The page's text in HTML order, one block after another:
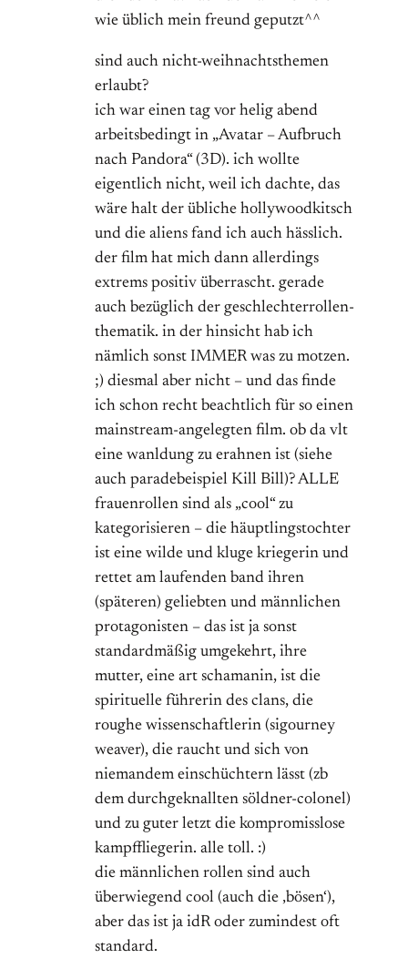
wie üblich mein freund geputzt^^
sind auch nicht-weihnachtsthemen
erlaubt?
ich war einen tag vor helig abend
arbeitsbedingt in „Avatar – Aufbruch
nach Pandora“ (3D). ich wollte
eigentlich nicht, weil ich dachte, das
wäre halt der übliche hollywoodkitsch
und die aliens fand ich auch hässlich.
der film hat mich dann allerdings
extrems positiv überrascht. gerade
auch bezüglich der geschlechterrollen-
thematik. in der hinsicht hab ich
nämlich sonst IMMER was zu motzen.
;) diesmal aber nicht – und das finde
ich schon recht beachtlich für so einen
mainstream-angelegten film. ob da vlt
eine wanldung zu erahnen ist (siehe
auch paradebeispiel Kill Bill)? ALLE
frauenrollen sind als „cool“ zu
kategorisieren – die häuptlingstochter
ist eine wilde und kluge kriegerin und
rettet am laufenden band ihren
(späteren) geliebten und männlichen
protagonisten – das ist ja sonst
standardmäßig umgekehrt, ihre
mutter, eine art schamanin, ist die
spirituelle führerin des clans, die
roughe wissenschaftlerin (sigourney
weaver), die raucht und sich von
niemandem einschüchtern lässt (zb
dem durchgeknallten söldner-colonel)
und zu guter letzt die kompromisslose
kampffliegerin. alle toll. :)
die männlichen rollen sind auch
überwiegend cool (auch die ‚bösen‘),
aber das ist ja idR oder zumindest oft
standard.